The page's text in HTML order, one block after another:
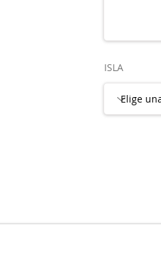
ISLA